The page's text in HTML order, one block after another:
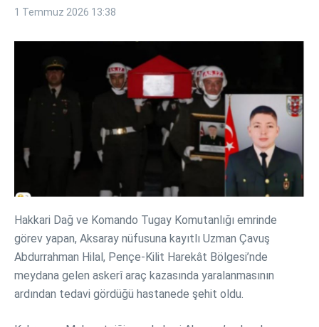
1 Temmuz 2026 13:38
Hakkari Dağ ve Komando Tugay Komutanlığı emrinde
görev yapan, Aksaray nüfusuna kayıtlı Uzman Çavuş
Abdurrahman Hilal, Pençe-Kilit Harekât Bölgesi’nde
meydana gelen askerî araç kazasında yaralanmasının
ardından tedavi gördüğü hastanede şehit oldu.